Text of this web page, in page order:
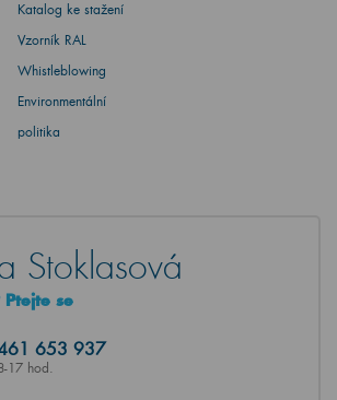
Katalog ke stažení
Vzorník RAL
Whistleblowing
Environmentální
politika
Stoklasová
se
653 937
17 hod.